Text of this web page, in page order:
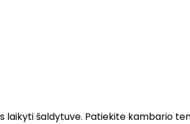
laikyti šaldytuve. Patiekite kambario